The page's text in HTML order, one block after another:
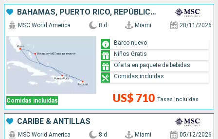
BAHAMAS, PUERTO RICO, REPÚBLICA DOMINICANA, ESTADOS UNIDOS
Comidas incluidas
MSC World America 8 d Miami 28/11/2026
US$ 710 Tasas incluidas
Barco nuevo
Niños Gratis
Oferta en paquete de bebidas
Comidas incluidas
CARIBE & ANTILLAS
MSC World America 8 d Miami 05/12/2026